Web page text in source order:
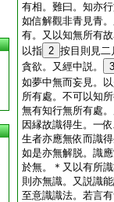
有相。難曰。知亦
如信解觀非青見青
有。又以知無所有
以指 2 按目則見二
貪欲。又經中説。
3
如夢中無而妄見。
所有處。不可以知
無有知行無所有處
因縁故識得生。一
生者亦應無依而識
如是亦無解脱。識
於無。＊又以有所
則亦無識。又説識
至意識識法。若言